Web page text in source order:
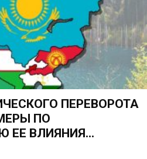
ПЕРЕВОРОТА
ПО
ЕЕ ВЛИЯНИЯ...